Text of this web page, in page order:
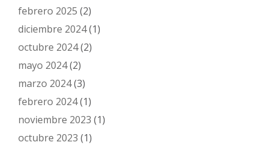
febrero 2025 (2)
diciembre 2024(1)
octubre 2024(2)
mayo 2024(2)
marzo 2024(3)
febrero 2024(1)
noviembre 2023 (1)
octubre 2023 (1)